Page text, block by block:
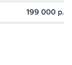
199 000 р.